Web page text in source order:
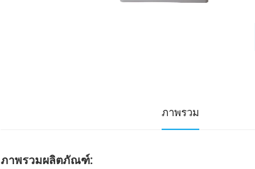
ภาพรวม
ภาพรวมผลิตภัณฑ์: